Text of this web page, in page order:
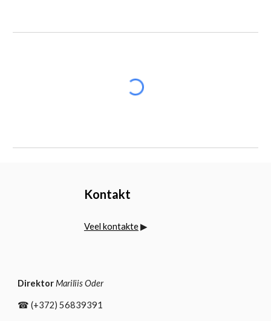
Kontakt
Veel kontakte▶
DirektorMariliis Oder
☎ (+372)56839391